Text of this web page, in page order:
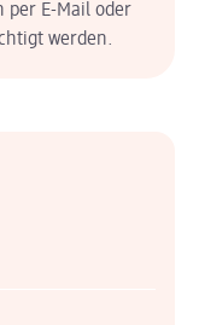
per E-Mail oder
werden.